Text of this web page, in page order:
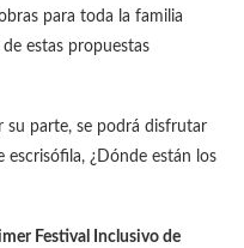
para toda la familia
estas propuestas
su parte, se podrá disfrutar
escrisófila, ¿Dónde están los
Festival Inclusivo de